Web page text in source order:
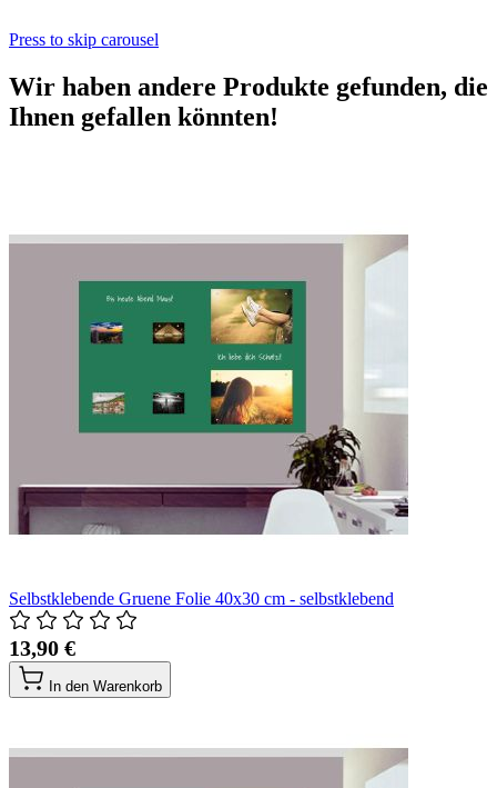
Press to skip carousel
Wir haben andere Produkte gefunden, die
Ihnen gefallen könnten!
Selbstklebende Gruene Folie 40x30 cm - selbstklebend
13,90 €
In den Warenkorb